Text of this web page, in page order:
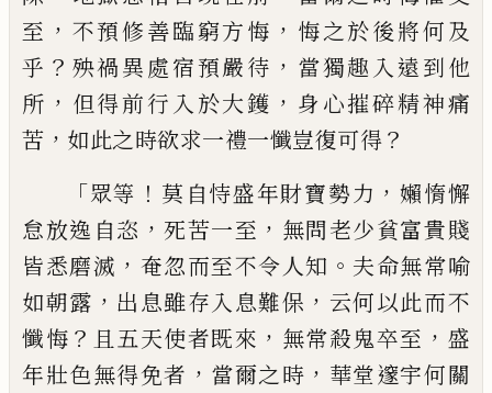
至 ， 不預修善臨窮方悔 ， 悔之於後將何及
乎 ？ 殃禍異處宿預嚴待 ， 當獨趣入遠到他
所 ， 但得前行入於大鑊 ， 身心摧碎精神痛
苦 ， 如此之時欲求一禮一懺豈復可得？
「眾等 ！ 莫 自恃盛年財寶勢力 ，嬾惰懈
怠放逸自恣 ，死苦一至 ， 無問老少貧富貴賤
皆悉磨滅 ， 奄忽而至不令人知 。 夫命無常喻
如朝露 ， 出息雖存入息難保 ， 云何以此而不
懺悔 ？ 且五天使者既來 ， 無常殺鬼卒至 ， 盛
年壯色無得免者 ， 當爾之時 ， 華堂邃宇何關